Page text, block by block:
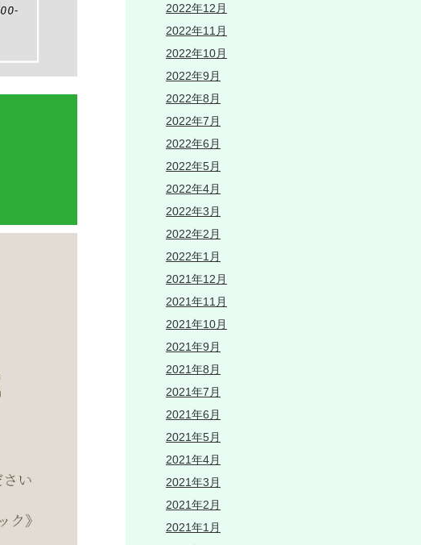
2022年12月
2022年11月
2022年10月
2022年9月
2022年8月
2022年7月
2022年6月
2022年5月
2022年4月
2022年3月
2022年2月
2022年1月
2021年12月
2021年11月
2021年10月
2021年9月
2021年8月
2021年7月
2021年6月
2021年5月
2021年4月
2021年3月
2021年2月
2021年1月